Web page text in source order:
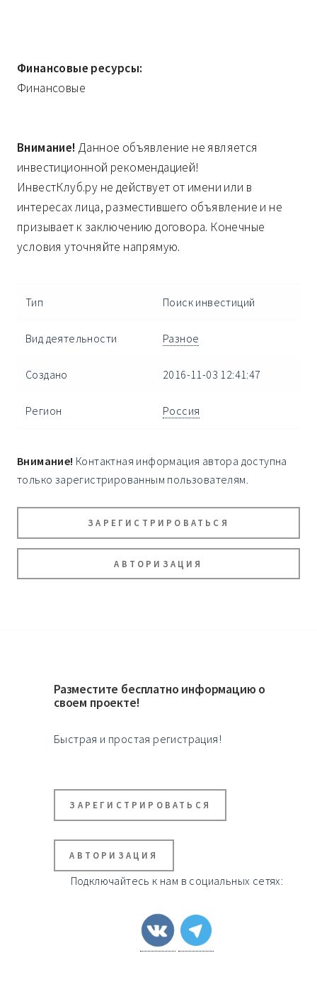
Финансовые ресурсы:
Финансовые
Внимание! Данное объявление не является
инвестиционной рекомендацией!
ИнвестКлуб.ру не действует от имени или в
интересах лица, разместившего объявление и не
призывает к заключению договора. Конечные
условия уточняйте напрямую.
Тип Поиск инвестиций
Вид деятельности Разное
Создано 2016-11-03 12:41:47
Регион Россия
Внимание! Контактная информация автора доступна
только зарегистрированным пользователям.
ЗАРЕГИСТРИРОВАТЬСЯ
АВТОРИЗАЦИЯ
Разместите бесплатно информацию о
своем проекте!
Быстрая и простая регистрация!
ЗАРЕГИСТРИРОВАТЬСЯ
АВТОРИЗАЦИЯ
Подключайтесь к нам в социальных сетях: